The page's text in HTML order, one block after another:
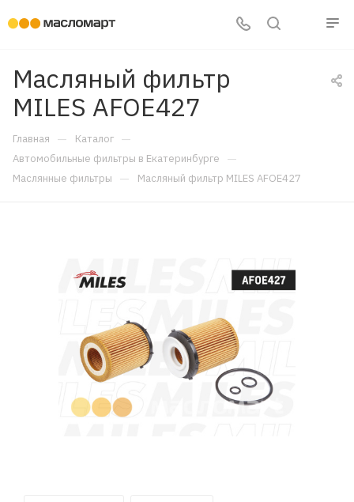
Масляный фильтр
MILES AFOE427
Главная — Каталог —
Автомобильные фильтры в Екатеринбурге —
Маслянные фильтры — Масляный фильтр MILES AFOE427